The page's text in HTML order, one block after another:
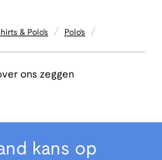
& Polo's / Polo's /
ons zeggen
kans op